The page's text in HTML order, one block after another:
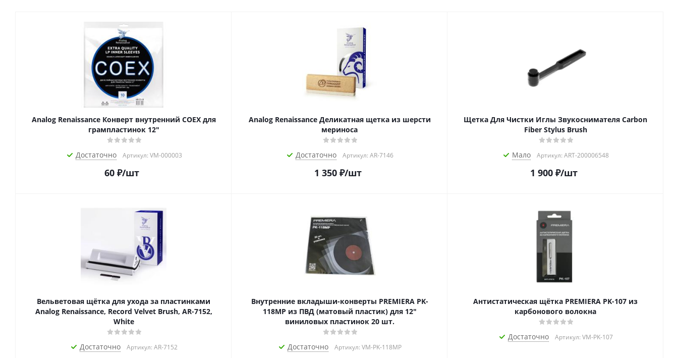
Analog Renaissance Конверт внутренний COEX для
грампластинок 12"
Достаточно Артикул: VM-000003
60 ₽/шт
Analog Renaissance Деликатная щетка из шерсти
мериноса
Достаточно Артикул: AR-7146
1 350₽/шт
Щетка Для Чистки Иглы Звукоснимателя Carbon
Fiber Stylus Brush
Мало Артикул: ART-200006548
1 900₽/шт
Вельветовая щётка для ухода за пластинками
Analog Renaissance, Record Velvet Brush, AR-7152,
White
Достаточно Артикул: AR-7152
Внутренние вкладыши-конверты PREMIERA PK-
118MP из ПВД (матовый пластик) для 12"
виниловых пластинок 20 шт.
Достаточно Артикул: VM-PK-118MP
Антистатическая щётка PREMIERA PK-107 из
карбонового волокна
Достаточно Артикул: VM-PK-107